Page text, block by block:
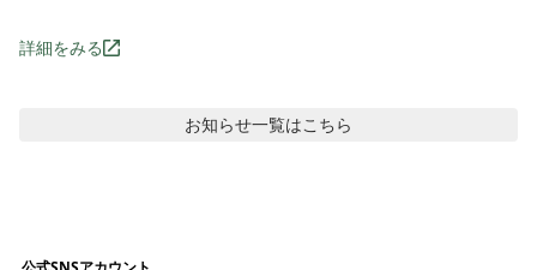
詳細をみる
お知らせ一覧はこちら